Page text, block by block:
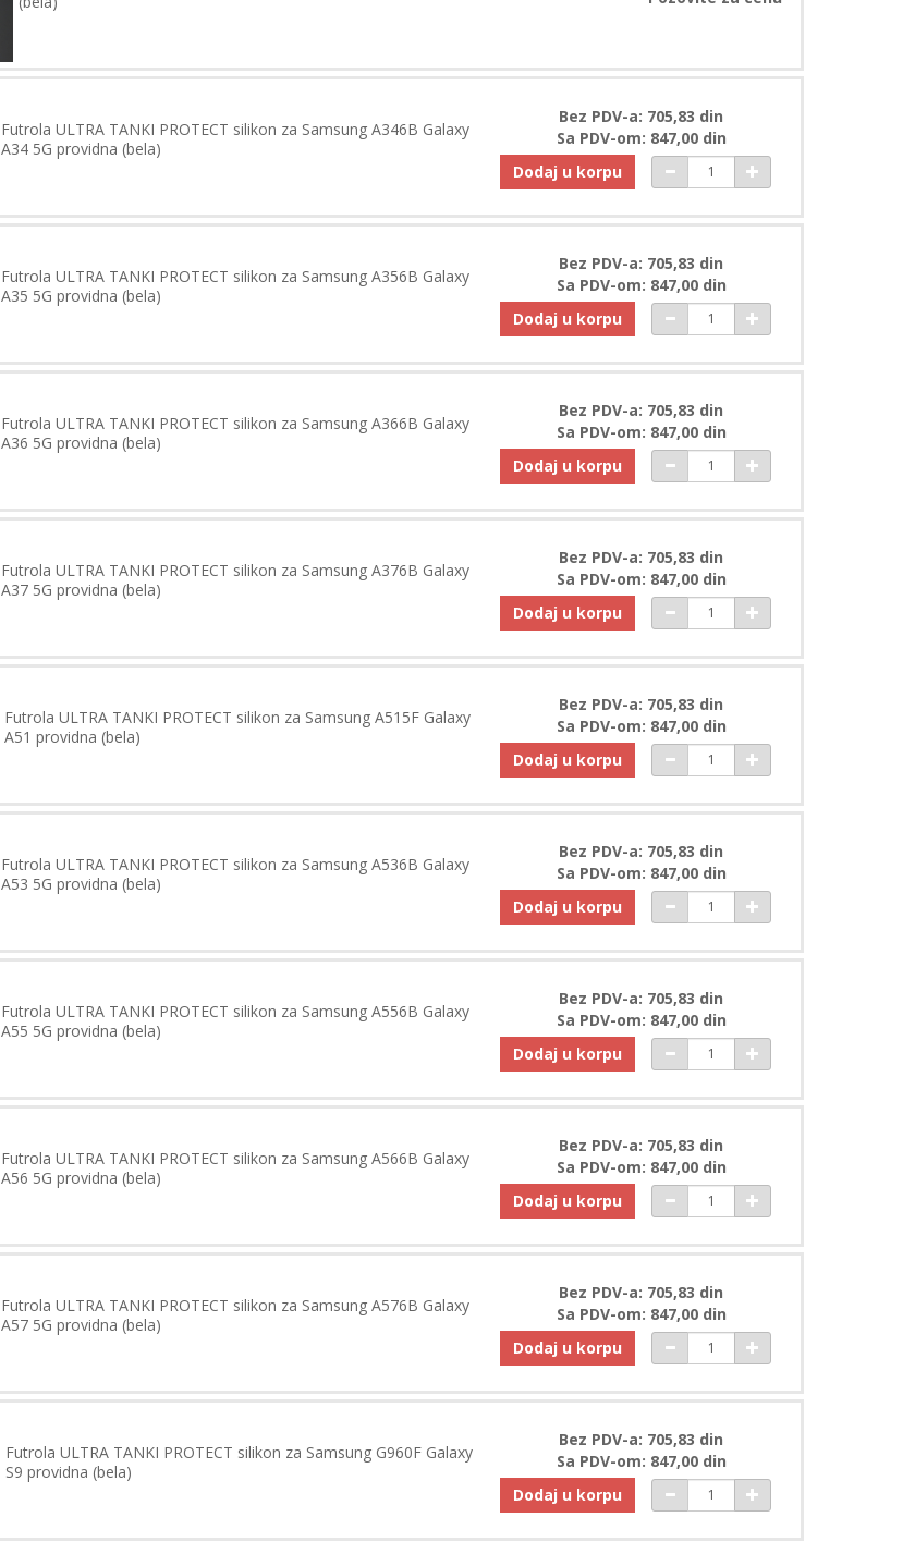
Futrola ULTRA TANKI PROTECT silikon za Samsung A346B Galaxy
A34 5G providna (bela)
Bez PDV-a: 705,83 din
Sa PDV-om: 847,00 din
Dodaj u korpu
Futrola ULTRA TANKI PROTECT silikon za Samsung A356B Galaxy
A35 5G providna (bela)
Bez PDV-a: 705,83 din
Sa PDV-om: 847,00 din
Dodaj u korpu
Futrola ULTRA TANKI PROTECT silikon za Samsung A366B Galaxy
A36 5G providna (bela)
Bez PDV-a: 705,83 din
Sa PDV-om: 847,00 din
Dodaj u korpu
Futrola ULTRA TANKI PROTECT silikon za Samsung A376B Galaxy
A37 5G providna (bela)
Bez PDV-a: 705,83 din
Sa PDV-om: 847,00 din
Dodaj u korpu
Futrola ULTRA TANKI PROTECT silikon za Samsung A515F Galaxy
A51 providna (bela)
Bez PDV-a: 705,83 din
Sa PDV-om: 847,00 din
Dodaj u korpu
Futrola ULTRA TANKI PROTECT silikon za Samsung A536B Galaxy
A53 5G providna (bela)
Bez PDV-a: 705,83 din
Sa PDV-om: 847,00 din
Dodaj u korpu
Futrola ULTRA TANKI PROTECT silikon za Samsung A556B Galaxy
A55 5G providna (bela)
Bez PDV-a: 705,83 din
Sa PDV-om: 847,00 din
Dodaj u korpu
Futrola ULTRA TANKI PROTECT silikon za Samsung A566B Galaxy
A56 5G providna (bela)
Bez PDV-a: 705,83 din
Sa PDV-om: 847,00 din
Dodaj u korpu
Futrola ULTRA TANKI PROTECT silikon za Samsung A576B Galaxy
A57 5G providna (bela)
Bez PDV-a: 705,83 din
Sa PDV-om: 847,00 din
Dodaj u korpu
Futrola ULTRA TANKI PROTECT silikon za Samsung G960F Galaxy
S9 providna (bela)
Bez PDV-a: 705,83 din
Sa PDV-om: 847,00 din
Dodaj u korpu